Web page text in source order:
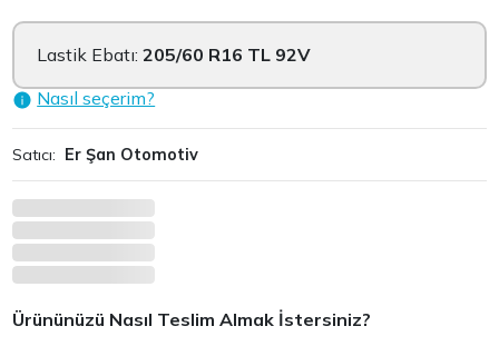
Lastik Ebatı:205/60 R16 TL 92V
Nasıl seçerim?
Satıcı: Er Şan Otomotiv
Ürününüzü Nasıl Teslim Almak İstersiniz?